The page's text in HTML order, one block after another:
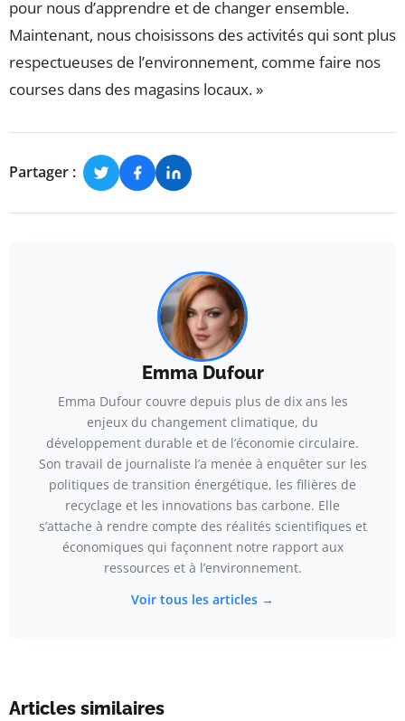
pour nous d’apprendre et de changer ensemble.
Maintenant, nous choisissons des activités qui sont plus
respectueuses de l’environnement, comme faire nos
courses dans des magasins locaux. »
Partager :
Emma Dufour
Emma Dufour couvre depuis plus de dix ans les
enjeux du changement climatique, du
développement durable et de l’économie circulaire.
Son travail de journaliste l’a menée à enquêter sur les
politiques de transition énergétique, les filières de
recyclage et les innovations bas carbone. Elle
s’attache à rendre compte des réalités scientifiques et
économiques qui façonnent notre rapport aux
ressources et à l’environnement.
Voir tous les articles →
Articles similaires